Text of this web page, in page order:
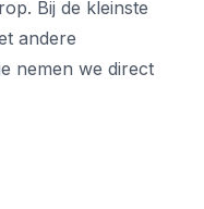
Bij de kleinste
andere
nemen we direct